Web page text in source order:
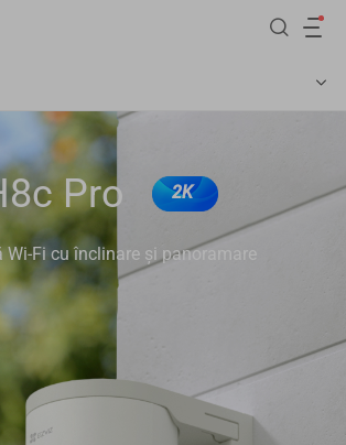
Pro 2K
Wi-Fi cu înclinare şi panoramare